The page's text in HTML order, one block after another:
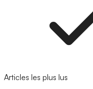
Articles les plus lus